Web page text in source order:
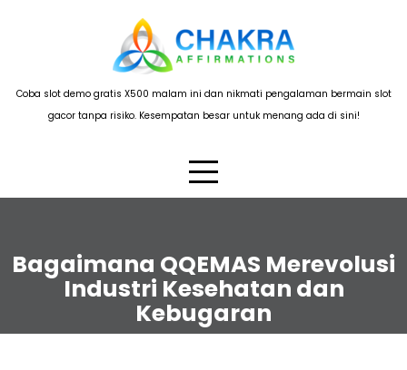
Coba slot demo gratis X500 malam ini dan nikmati pengalaman bermain slot
gacor tanpa risiko. Kesempatan besar untuk menang ada di sini!
Bagaimana QQEMAS Merevolusi
Industri Kesehatan dan
Kebugaran